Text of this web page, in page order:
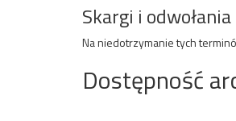
Skargi i odwołania
Na niedotrzymanie tych
Dostępność